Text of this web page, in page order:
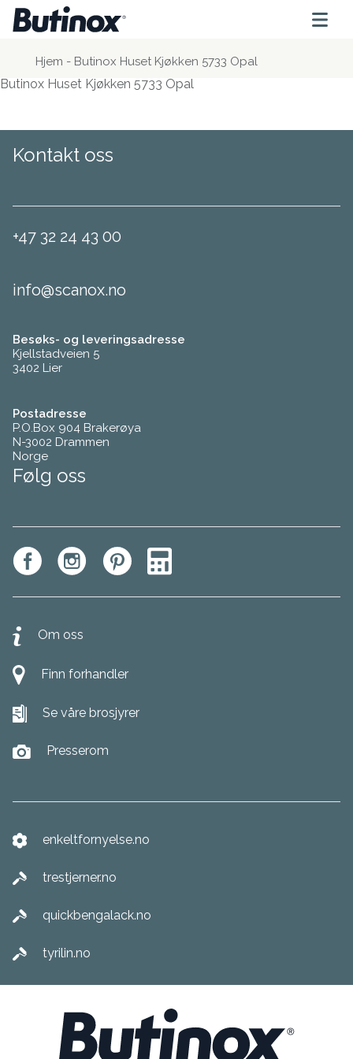
Hjem - Butinox Huset Kjøkken 5733 Opal
Butinox Huset Kjøkken 5733 Opal
Kontakt oss
+47 32 24 43 00
info@scanox.no
Besøks- og leveringsadresse
Kjellstadveien 5
3402 Lier
Postadresse
P.O.Box 904 Brakerøya
N-3002 Drammen
Norge
Følg oss
Om oss
Finn forhandler
Se våre brosjyrer
Presserom
enkeltfornyelse.no
trestjerner.no
quickbengalack.no
tyrilin.no